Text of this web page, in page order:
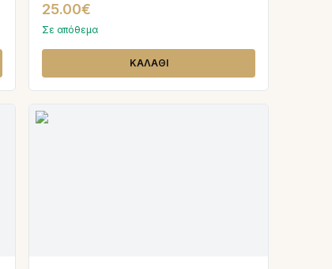
25.00€
Σε απόθεμα
ΚΑΛΑΘΙ